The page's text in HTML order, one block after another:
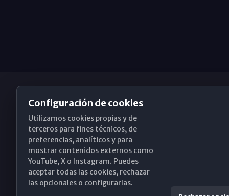
Obispado de Málaga
Santa María, 18-20. 29015 Málaga
(+34) 952 224 386
Configuración de cookies
Utilizamos cookies propias y de
terceros para fines técnicos, de
preferencias, analíticos y para
mostrar contenidos externos como
YouTube, X o Instagram. Puedes
aceptar todas las cookies, rechazar
las opcionales o configurarlas.